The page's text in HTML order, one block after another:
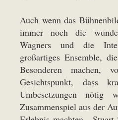
Auch wenn das
immer noch die
Wagners und die
großartiges Ensemble,
Besonderen machen,
Gesichtspunkt, dass
Umbesetzungen
Zusammenspiel aus der